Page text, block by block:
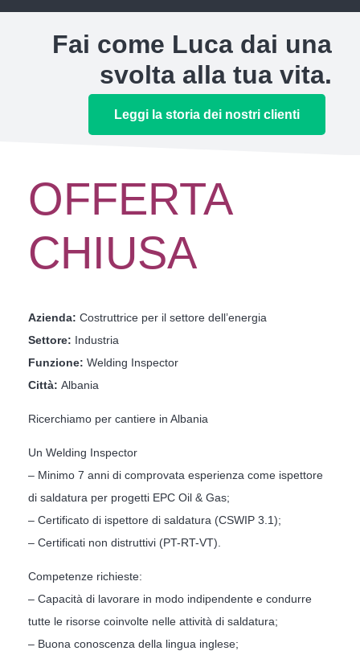
Fai come Luca dai una
svolta alla tua vita.
Leggi la storia dei nostri clienti
OFFERTA
CHIUSA
Azienda: Costruttrice per il settore dell’energia
Settore: Industria
Funzione: Welding Inspector
Città: Albania
Ricerchiamo per cantiere in Albania
Un Welding Inspector
– Minimo 7 anni di comprovata esperienza come ispettore
di saldatura per progetti EPC Oil & Gas;
– Certificato di ispettore di saldatura (CSWIP 3.1);
– Certificati non distruttivi (PT-RT-VT).
Competenze richieste:
– Capacità di lavorare in modo indipendente e condurre
tutte le risorse coinvolte nelle attività di saldatura;
– Buona conoscenza della lingua inglese;